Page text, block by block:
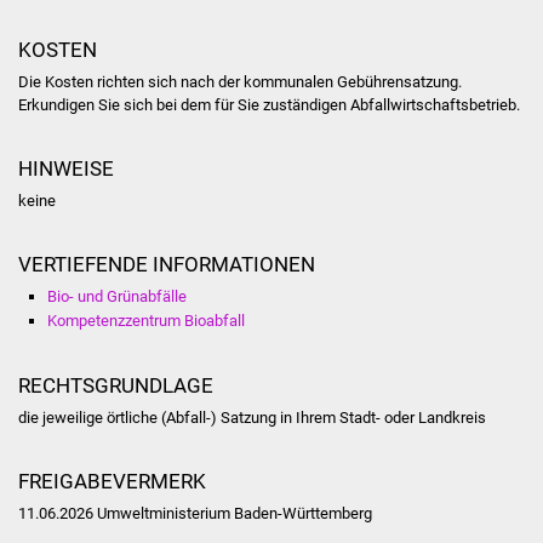
KOSTEN
Die Kosten richten sich nach der kommunalen Gebührensatzung.
Erkundigen Sie sich bei dem für Sie zuständigen Abfallwirtschaftsbetrieb.
HINWEISE
keine
VERTIEFENDE INFORMATIONEN
Bio- und Grünabfälle
Kompetenzzentrum Bioabfall
RECHTSGRUNDLAGE
die jeweilige örtliche (Abfall-) Satzung in Ihrem Stadt- oder Landkreis
FREIGABEVERMERK
11.06.2026 Umweltministerium Baden-Württemberg